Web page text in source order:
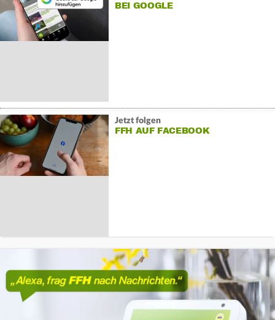
BEI GOOGLE
Jetzt folgen
FFH AUF FACEBOOK